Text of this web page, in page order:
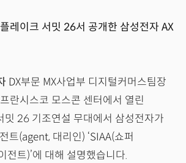
레이크 서밋 26서 공개한 삼성전자 AX
DX부문 MX사업부 디지털커머스팀장
란시스코 모스콘 센터에서 열린
밋 26 기조연설 무대에서 삼성전자가
트(agent, 대리인) ‘SIAA(쇼퍼
전트)’에 대해 설명했습니다.